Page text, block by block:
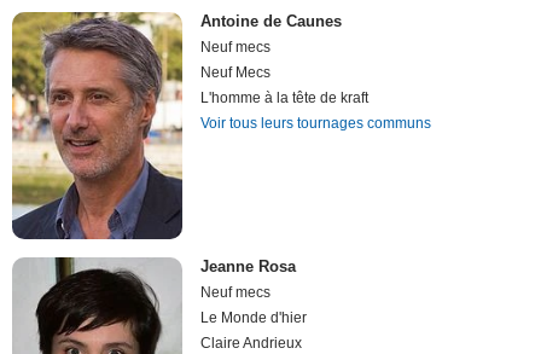
Antoine de Caunes
Neuf mecs
Neuf Mecs
L'homme à la tête de kraft
Voir tous leurs tournages communs
Jeanne Rosa
Neuf mecs
Le Monde d'hier
Claire Andrieux